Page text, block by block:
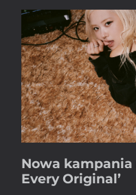
Nowa kampania
Every Original’